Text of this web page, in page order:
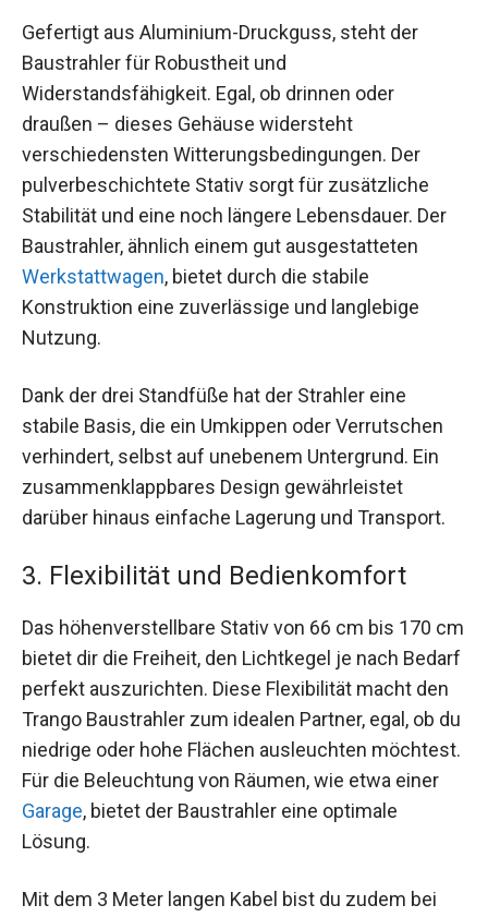
Gefertigt aus Aluminium-Druckguss, steht der
Baustrahler für Robustheit und
Widerstandsfähigkeit. Egal, ob drinnen oder
draußen – dieses Gehäuse widersteht
verschiedensten Witterungsbedingungen. Der
pulverbeschichtete Stativ sorgt für zusätzliche
Stabilität und eine noch längere Lebensdauer. Der
Baustrahler, ähnlich einem gut ausgestatteten
Werkstattwagen, bietet durch die stabile
Konstruktion eine zuverlässige und langlebige
Nutzung.
Dank der drei Standfüße hat der Strahler eine
stabile Basis, die ein Umkippen oder Verrutschen
verhindert, selbst auf unebenem Untergrund. Ein
zusammenklappbares Design gewährleistet
darüber hinaus einfache Lagerung und Transport.
3. Flexibilität und Bedienkomfort
Das höhenverstellbare Stativ von 66 cm bis 170 cm
bietet dir die Freiheit, den Lichtkegel je nach Bedarf
perfekt auszurichten. Diese Flexibilität macht den
Trango Baustrahler zum idealen Partner, egal, ob du
niedrige oder hohe Flächen ausleuchten möchtest.
Für die Beleuchtung von Räumen, wie etwa einer
Garage, bietet der Baustrahler eine optimale
Lösung.
Mit dem 3 Meter langen Kabel bist du zudem bei